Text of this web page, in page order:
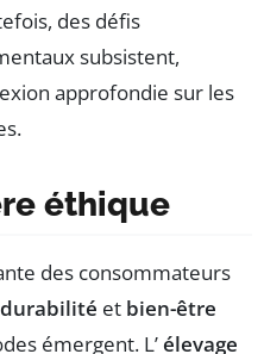
des défis
subsistent,
approfondie sur les
éthique
des consommateurs
durabilité et bien-être
émergent. L’élevage